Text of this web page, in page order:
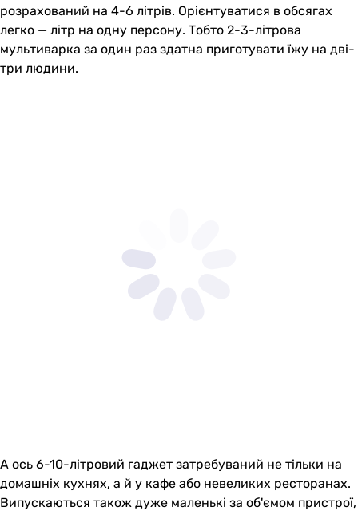
розрахований на 4-6 літрів. Орієнтуватися в обсягах
легко — літр на одну персону. Тобто 2-3-літрова
мультиварка за один раз здатна приготувати їжу на дві-
три людини.
А ось 6-10-літровий гаджет затребуваний не тільки на
домашніх кухнях, а й у кафе або невеликих ресторанах.
Випускаються також дуже маленькі за об'ємом пристрої,